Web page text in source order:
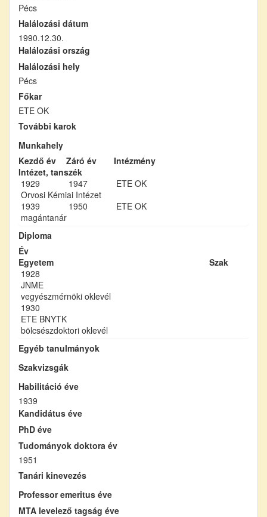
Pécs
Halálozási dátum
1990.12.30.
Halálozási ország
Halálozási hely
Pécs
Főkar
ETE OK
További karok
Munkahely
Kezdő év
Záró év
Intézmény
Intézet, tanszék
1929
1947
ETE OK
Orvosi Kémiai Intézet
1939
1950
ETE OK
magántanár
Diploma
Év
Egyetem
Szak
1928
JNME
vegyészmérnöki oklevél
1930
ETE BNYTK
bölcsészdoktori oklevél
Egyéb tanulmányok
Szakvizsgák
Habilitáció éve
1939
Kandidátus éve
PhD éve
Tudományok doktora év
1951
Tanári kinevezés
Professor emeritus éve
MTA levelező tagság éve